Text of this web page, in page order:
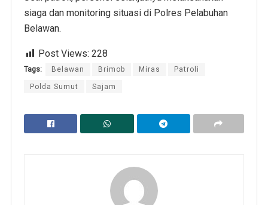
siaga dan monitoring situasi di Polres Pelabuhan
Belawan.
Post Views: 228
Tags: Belawan Brimob Miras Patroli
Polda Sumut Sajam